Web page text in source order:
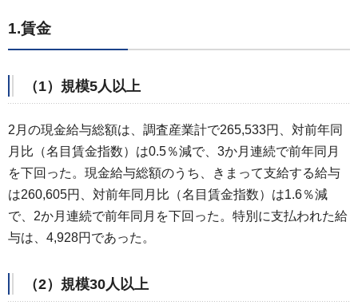
1.賃金
（1）規模5人以上
2月の現金給与総額は、調査産業計で265,533円、対前年同
月比（名目賃金指数）は0.5％減で、3か月連続で前年同月
を下回った。現金給与総額のうち、きまって支給する給与
は260,605円、対前年同月比（名目賃金指数）は1.6％減
で、2か月連続で前年同月を下回った。特別に支払われた給
与は、4,928円であった。
（2）規模30人以上